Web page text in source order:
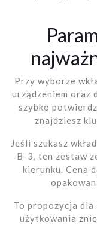
Przy wyborze
urządzeniem oraz
szybko
znajdziesz
Jeśli szukasz
B-3, ten zestaw
kierunku. Cena
To propozycja dla
użytkowania